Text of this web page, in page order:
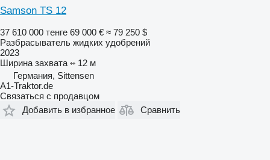
Samson TS 12
37 610 000 тенге 69 000 € ≈ 79 250 $
Разбрасыватель жидких удобрений
2023
Ширина захвата
12 м
Германия, Sittensen
A1-Traktor.de
Связаться с продавцом
Добавить в избранное
Сравнить